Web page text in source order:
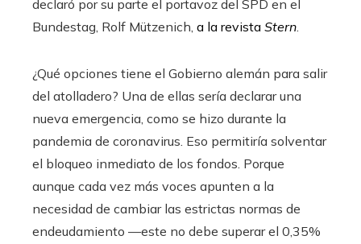
declaró por su parte el portavoz del SPD en el
Bundestag, Rolf Mützenich, a la revista Stern
¿Qué opciones tiene el Gobierno alemán para salir
del atolladero? Una de ellas sería declarar una
nueva emergencia, como se hizo durante la
pandemia de coronavirus. Eso permitiría solventar
el bloqueo inmediato de los fondos. Porque
aunque cada vez más voces apunten a la
necesidad de cambiar las estrictas normas de
endeudamiento —este no debe superar el 0,35%